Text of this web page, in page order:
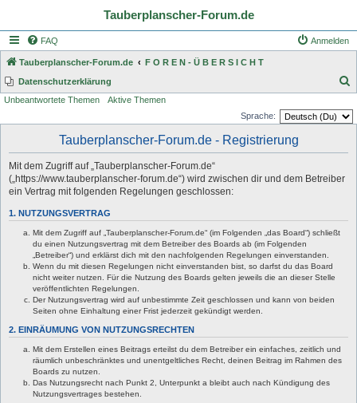
Tauberplanscher-Forum.de
FAQ Anmelden
Tauberplanscher-Forum.de
F O R E N - Ü B E R S I C H T
Datenschutzerklärung
Unbeantwortete Themen
Aktive Themen
Sprache:
Tauberplanscher-Forum.de - Registrierung
Mit dem Zugriff auf „Tauberplanscher-Forum.de“
(„https://www.tauberplanscher-forum.de“) wird zwischen dir und dem Betreiber
ein Vertrag mit folgenden Regelungen geschlossen:
1. NUTZUNGSVERTRAG
Mit dem Zugriff auf „Tauberplanscher-Forum.de“ (im Folgenden „das Board“) schließt
du einen Nutzungsvertrag mit dem Betreiber des Boards ab (im Folgenden
„Betreiber“) und erklärst dich mit den nachfolgenden Regelungen einverstanden.
Wenn du mit diesen Regelungen nicht einverstanden bist, so darfst du das Board
nicht weiter nutzen. Für die Nutzung des Boards gelten jeweils die an dieser Stelle
veröffentlichten Regelungen.
Der Nutzungsvertrag wird auf unbestimmte Zeit geschlossen und kann von beiden
Seiten ohne Einhaltung einer Frist jederzeit gekündigt werden.
2. EINRÄUMUNG VON NUTZUNGSRECHTEN
Mit dem Erstellen eines Beitrags erteilst du dem Betreiber ein einfaches, zeitlich und
räumlich unbeschränktes und unentgeltliches Recht, deinen Beitrag im Rahmen des
Boards zu nutzen.
Das Nutzungsrecht nach Punkt 2, Unterpunkt a bleibt auch nach Kündigung des
Nutzungsvertrages bestehen.